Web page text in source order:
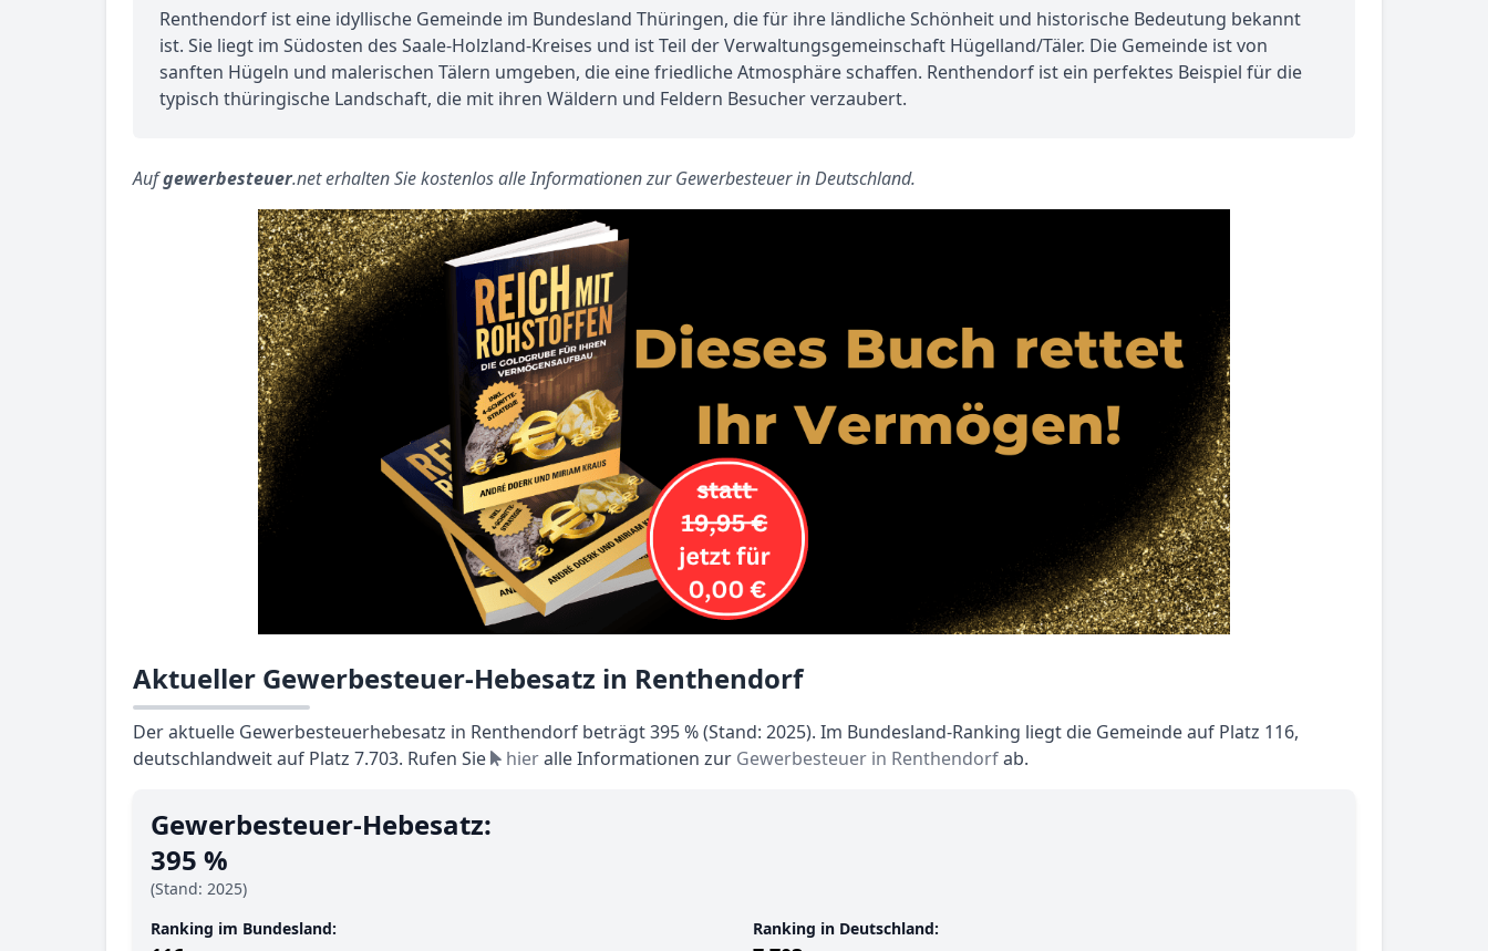
Renthendorf ist eine idyllische Gemeinde im Bundesland Thüringen, die für ihre ländliche Schönheit und historische Bedeutung bekannt
ist. Sie liegt im Südosten des Saale-Holzland-Kreises und ist Teil der Verwaltungsgemeinschaft Hügelland/Täler. Die Gemeinde ist von
sanften Hügeln und malerischen Tälern umgeben, die eine friedliche Atmosphäre schaffen. Renthendorf ist ein perfektes Beispiel für die
typisch thüringische Landschaft, die mit ihren Wäldern und Feldern Besucher verzaubert.
Aufgewerbesteuer.net erhalten Sie kostenlos alle Informationen zur Gewerbesteuer in Deutschland.
Aktueller Gewerbesteuer-Hebesatz in Renthendorf
Der aktuelle Gewerbesteuerhebesatz in Renthendorf beträgt 395 % (Stand: 2025). Im Bundesland-Ranking liegt die Gemeinde auf Platz 116,
deutschlandweit auf Platz 7.703. Rufen Sie
hieralle Informationen zur Gewerbesteuer in Renthendorfab.
Gewerbesteuer-Hebesatz:
395 %
(Stand: 2025)
Ranking im Bundesland:
Ranking in Deutschland: